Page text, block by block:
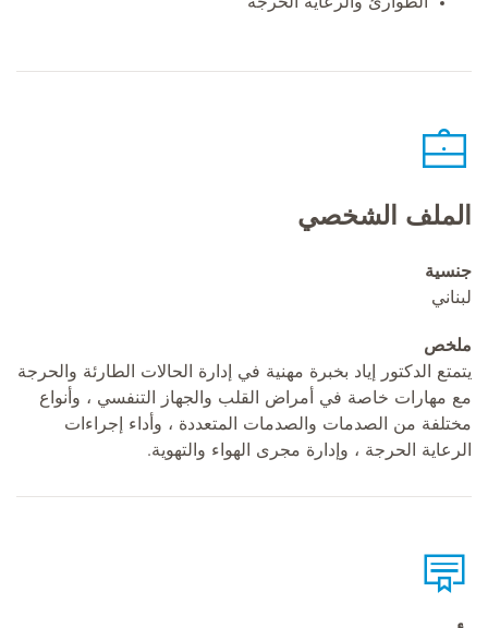
الملف الشخصي
جنسية
لبناني
ملخص
يتمتع الدكتور إياد بخبرة مهنية في إدارة الحالات الطارئة والحرجة
مع مهارات خاصة في أمراض القلب والجهاز التنفسي ، وأنواع
مختلفة من الصدمات والصدمات المتعددة ، وأداء إجراءات
الرعاية الحرجة ، وإدارة مجرى الهواء والتهوية.